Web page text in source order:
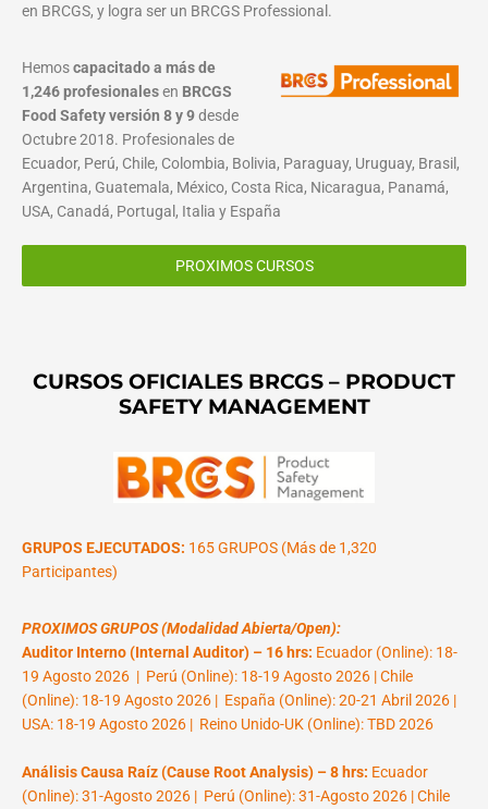
en BRCGS, y logra ser un BRCGS Professional.
Hemoscapacitado a más de
1,246 profesionalesen BRCGS
Food Safety versión 8 y 9desde
Octubre 2018. Profesionales de
Ecuador, Perú, Chile, Colombia, Bolivia, Paraguay, Uruguay, Brasil,
Argentina, Guatemala, México, Costa Rica, Nicaragua, Panamá,
USA, Canadá, Portugal, Italia y España
PROXIMOS CURSOS
CURSOS OFICIALES BRCGS – PRODUCT
SAFETY MANAGEMENT
GRUPOS EJECUTADOS: 165 GRUPOS (Más de 1,320
Participantes)
PROXIMOS GRUPOS (Modalidad Abierta/Open):
Auditor Interno (Internal Auditor) – 16 hrs: Ecuador (Online): 18-
19 Agosto 2026 | Perú (Online): 18-19 Agosto 2026 | Chile
(Online): 18-19 Agosto 2026 | España (Online): 20-21 Abril 2026 |
USA: 18-19 Agosto 2026 | Reino Unido-UK (Online): TBD 2026
Análisis Causa Raíz (Cause Root Analysis) – 8 hrs: Ecuador
(Online): 31-Agosto 2026 | Perú (Online): 31-Agosto 2026 | Chile